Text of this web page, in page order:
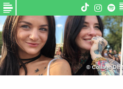
© Collage Dlf